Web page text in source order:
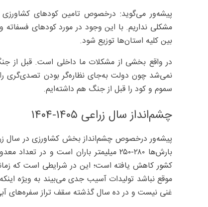
پیشه‌ور می‌گوید: درخصوص تامین کودهای کشاورزی
مشکلی نداریم. با این وجود در مورد کودهای
بین کلیه استان‌ها توزیع شود.
در واقع بخشی از مشکلات ما داخلی است. قبل
نمی‌شد چون دولت به‌جای نظاره‌گر بودن تصدی‌گری
سموم و کود را قبل از جنگ هم داشته‌ایم.
چشم‌انداز سال زراعی ۱۴۰۵-۱۴۰۴
بارش‌ها ۲۸۰-۲۵۰ میلیمتر باران است و در
کشور کاهش یافته است؛ این در شرایطی است که
غنی نیست و در ده سال گذشته سقف تراز سفره‌های